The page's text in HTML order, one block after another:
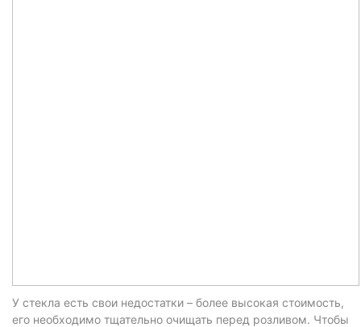
У стекла есть свои недостатки – более высокая стоимость,
его необходимо тщательно очищать перед розливом. Чтобы